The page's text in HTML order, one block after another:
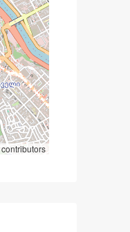
contributors